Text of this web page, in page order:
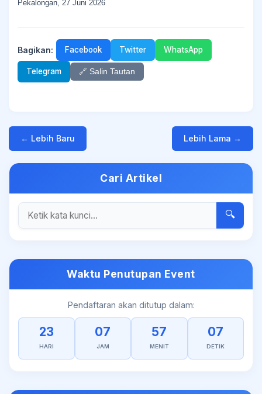
Pekalongan, 27 Juni 2026
Bagikan: Facebook Twitter WhatsApp
Telegram 🔗 Salin Tautan
← Lebih Baru Lebih Lama →
Cari Artikel
🔍
Waktu Penutupan Event
Pendaftaran akan ditutup dalam:
23
HARI
07
JAM
57
MENIT
07
DETIK